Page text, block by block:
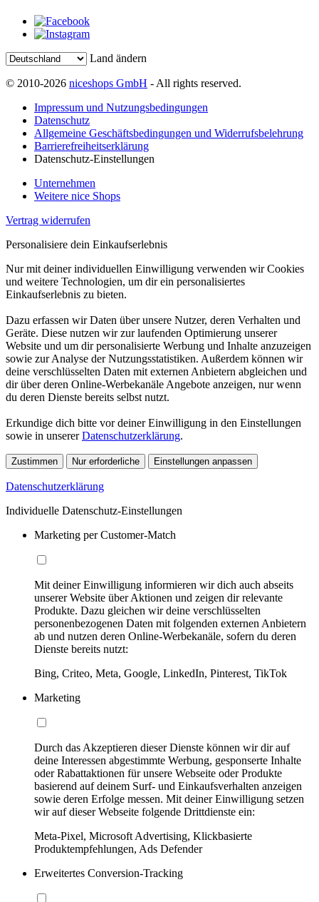
Land ändern
© 2010-2026 niceshops GmbH - All rights reserved.
Impressum und Nutzungsbedingungen
Datenschutz
Allgemeine Geschäftsbedingungen und Widerrufsbelehrung
Barrierefreiheitserklärung
Datenschutz-Einstellungen
Unternehmen
Weitere nice Shops
Vertrag widerrufen
Personalisiere dein Einkaufserlebnis
Nur mit deiner individuellen Einwilligung verwenden wir Cookies
und weitere Technologien, um dir ein personalisiertes
Einkaufserlebnis zu bieten.
Dazu erfassen wir Daten über unsere Nutzer, deren Verhalten und
Geräte. Diese nutzen wir zur laufenden Optimierung unserer
Website und um dir personalisierte Werbung und Inhalte anzuzeigen
sowie zur Analyse der Nutzungsstatistiken. Außerdem können wir
deine verschlüsselten Daten mit externen Anbietern abgleichen und
dir über deren Online-Werbekanäle Angebote anzeigen, nur wenn
du deren Dienste bereits selbst nutzt.
Erkundige dich bitte vor deiner Einwilligung in den Einstellungen
sowie in unsererDatenschutzerklärung.
Zustimmen Nur erforderliche Einstellungen anpassen
Datenschutzerklärung
Individuelle Datenschutz-Einstellungen
Marketing per Customer-Match
Mit deiner Einwilligung informieren wir dich auch abseits
unserer Website über Aktionen und zeigen dir relevante
Produkte. Dazu gleichen wir deine verschlüsselten
personenbezogenen Daten mit folgenden externen Anbietern
ab und nutzen deren Online-Werbekanäle, sofern du deren
Dienste bereits nutzt:
Bing, Criteo, Meta, Google, LinkedIn, Pinterest, TikTok
Marketing
Durch das Akzeptieren dieser Dienste können wir dir auf
deine Interessen abgestimmte Werbung, gesponserte Inhalte
oder Rabattaktionen für unsere Webseite oder Produkte
basierend auf deinem Surf- und Einkaufsverhalten anzeigen
sowie deren Erfolge messen. Mit deiner Einwilligung setzen
wir auf dieser Webseite folgende Drittdienste ein:
Meta-Pixel, Microsoft Advertising, Klickbasierte
Produktempfehlungen, Ads Defender
Erweitertes Conversion-Tracking